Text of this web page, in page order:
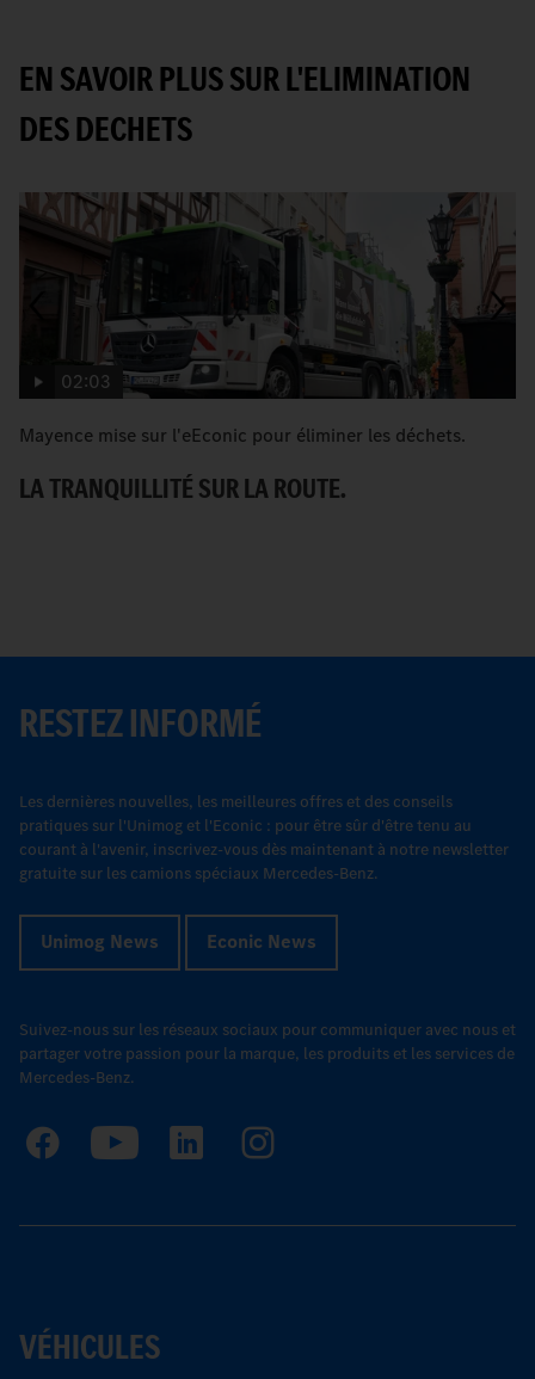
EN SAVOIR PLUS SUR L'ELIMINATION
DES DECHETS
02:03
Mayence mise sur l'eEconic pour éliminer les déchets.
LA TRANQUILLITÉ SUR LA ROUTE.
RESTEZ INFORMÉ
Les dernières nouvelles, les meilleures offres et des conseils
pratiques sur l'Unimog et l'Econic : pour être sûr d'être tenu au
courant à l'avenir, inscrivez-vous dès maintenant à notre newsletter
gratuite sur les camions spéciaux Mercedes-Benz.
Unimog News Econic News
Suivez-nous sur les réseaux sociaux pour communiquer avec nous et
partager votre passion pour la marque, les produits et les services de
Mercedes-Benz.
VÉHICULES